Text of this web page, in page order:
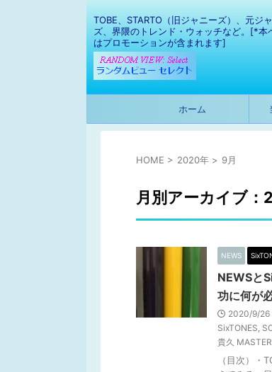
TOBE、STARTO（旧ジャニーズ）、元ジ
ズ、界隈のトレンド・ウォッチなど。[*本
はプロモーションが含まれます]
ホーム
HOME > 2020年 > 9月
月別アーカイブ
NEWS
NEWSと
功に何が
2020/9/26
SixTONES,
貴久
（目次）・